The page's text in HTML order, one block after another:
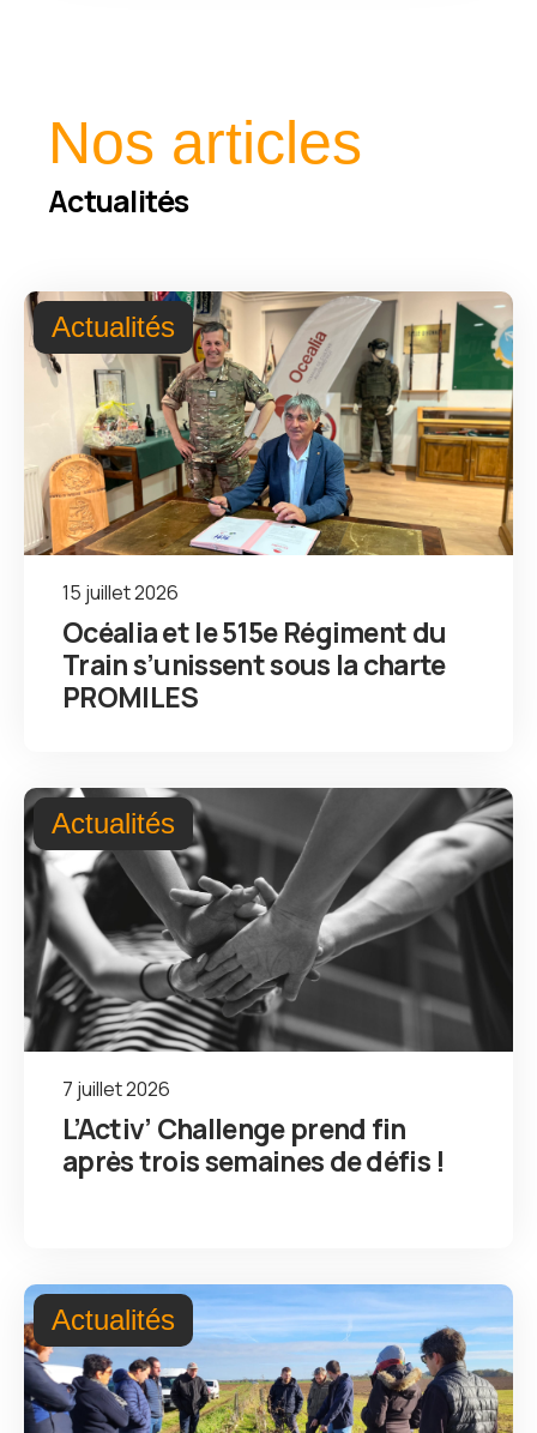
Nos articles
Actualités
Actualités
15 juillet 2026
Océalia et le 515e Régiment du
Train s’unissent sous la charte
PROMILES
Actualités
7 juillet 2026
L’Activ’ Challenge prend fin
après trois semaines de défis !
Actualités